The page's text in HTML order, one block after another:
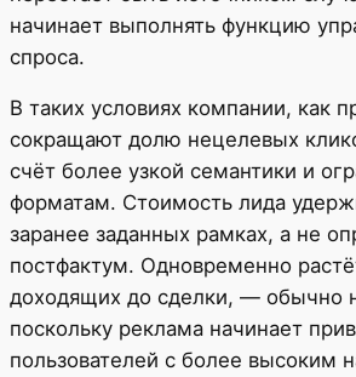
начинает выполнять функцию
спроса.
В таких условиях компании, как
сокращают долю нецелевых
счёт более узкой семантики и
форматам. Стоимость лида
заранее заданных рамках, а не
постфактум. Одновременно
доходящих до сделки, — обычно
поскольку реклама начинает
пользователей с более высоким